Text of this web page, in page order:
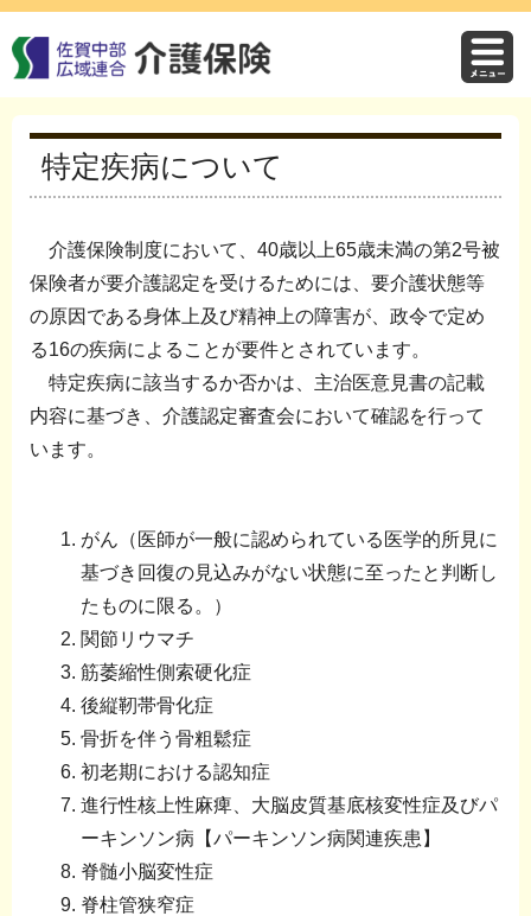
特定疾病について
介護保険制度において、40歳以上65歳未満の第2号被
保険者が要介護認定を受けるためには、要介護状態等
の原因である身体上及び精神上の障害が、政令で定め
る16の疾病によることが要件とされています。
特定疾病に該当するか否かは、主治医意見書の記載
内容に基づき、介護認定審査会において確認を行って
います。
がん（医師が一般に認められている医学的所見に
基づき回復の見込みがない状態に至ったと判断し
たものに限る。）
関節リウマチ
筋萎縮性側索硬化症
後縦靭帯骨化症
骨折を伴う骨粗鬆症
初老期における認知症
進行性核上性麻痺、大脳皮質基底核変性症及びパ
ーキンソン病【パーキンソン病関連疾患】
脊髄小脳変性症
脊柱管狭窄症